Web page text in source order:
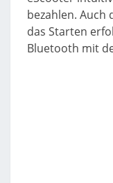
bezahlen. Auch
das Starten
Bluetooth mit